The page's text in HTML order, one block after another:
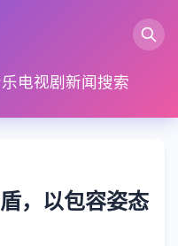
电视剧 新闻搜索
，以包容姿态